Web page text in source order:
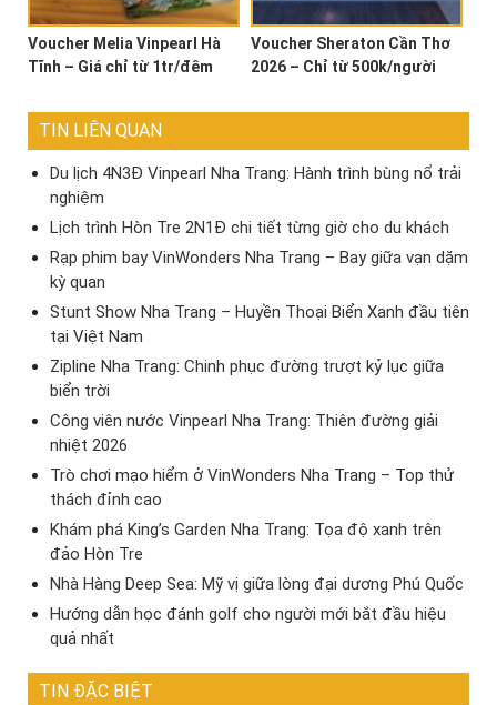
Voucher Melia Vinpearl Hà
Tĩnh – Giá chỉ từ 1tr/đêm
Voucher Sheraton Cần Thơ
2026 – Chỉ từ 500k/người
TIN LIÊN QUAN
Du lịch 4N3Đ Vinpearl Nha Trang: Hành trình bùng nổ trải
nghiệm
Lịch trình Hòn Tre 2N1Đ chi tiết từng giờ cho du khách
Rạp phim bay VinWonders Nha Trang – Bay giữa vạn dặm
kỳ quan
Stunt Show Nha Trang – Huyền Thoại Biển Xanh đầu tiên
tại Việt Nam
Zipline Nha Trang: Chinh phục đường trượt kỷ lục giữa
biển trời
Công viên nước Vinpearl Nha Trang: Thiên đường giải
nhiệt 2026
Trò chơi mạo hiểm ở VinWonders Nha Trang – Top thử
thách đỉnh cao
Khám phá King’s Garden Nha Trang: Tọa độ xanh trên
đảo Hòn Tre
Nhà Hàng Deep Sea: Mỹ vị giữa lòng đại dương Phú Quốc
Hướng dẫn học đánh golf cho người mới bắt đầu hiệu
quả nhất
TIN ĐẶC BIỆT